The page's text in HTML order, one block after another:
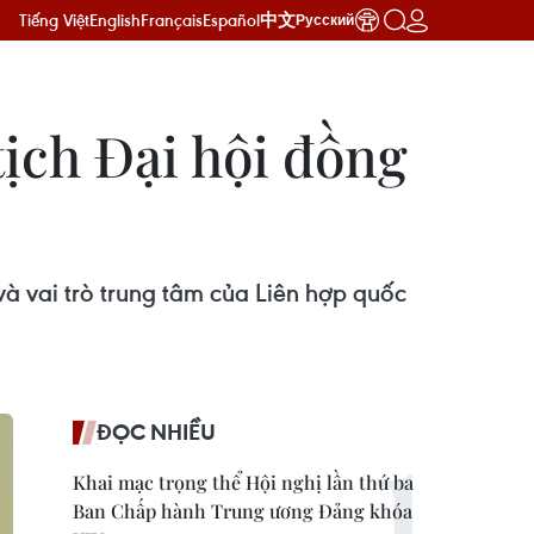
Tiếng ViệtEnglishFrançaisEspañol中文Русский
Đại hội đồng
vai trò trung tâm của Liên hợp quốc
ĐỌC NHIỀU
Khai mạc trọng thể Hội nghị lần thứ ba
Ban Chấp hành Trung ương Đảng khóa